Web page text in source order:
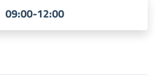
09:00-12:00